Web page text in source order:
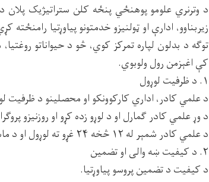
د وترنري علومو پوهنځي پنځه کلن ستراتیژیک
زیربناوو، ادارې او ټولنیزو خدمتونو پیاوړتیا
توګه د بدلون لپاره تمرکز کوي، څو د حیواناتو
کې اغېزمن رول ولوبوي.
۱. د ظرفیت لوړول
د علمي کادر، اداري کارکوونکو او محصلینو د ظرفیت
د وړ علمي کادر ګمارل او د لوړو زده کړو او روزنیزو
د علمي کادر شمېر له ۱۲ څخه ۲۴ غړو ته لوړول او د ماسټرۍ او دوکتورا زده کړو فرصتونو زیاتول.
۲. د کیفیت ښه والی او تضمین
د کیفیت د تضمین پروسو پیاوړتیا.